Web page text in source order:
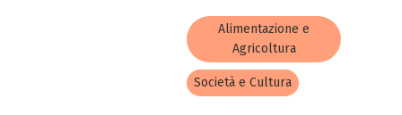
Alimentazione e
Agricoltura
Società e Cultura